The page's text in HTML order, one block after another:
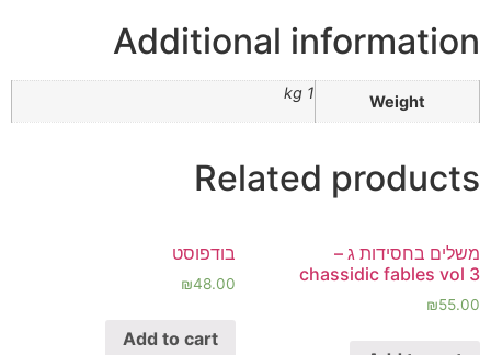
Additional information
Weight
1 kg
Related products
משלים בחסידות ג –
chassidic fables vol 3
₪55.00
בודפוסט
₪48.00
Add to cart